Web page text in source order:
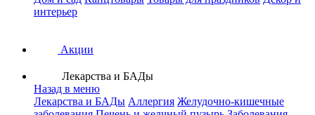
интерьер
Акции
Лекарства и БАДы
Назад в меню
Лекарства и БАДы Аллергия Желудочно-кишечные